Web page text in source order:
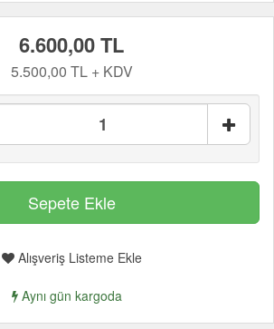
6.600,00 TL
5.500,00 TL + KDV
Alışveriş Listeme Ekle
Aynı gün kargoda